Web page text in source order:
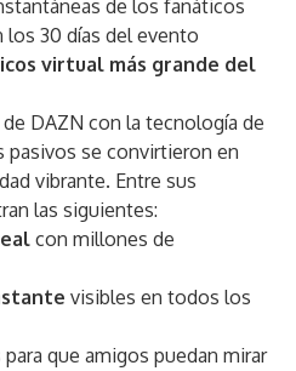
de los fanáticos
los 30 días del evento
virtual más grande del
DAZN con la tecnología de
pasivos se convirtieron en
vibrante. Entre sus
las siguientes:
con millones de
visibles en todos los
para que amigos puedan mirar